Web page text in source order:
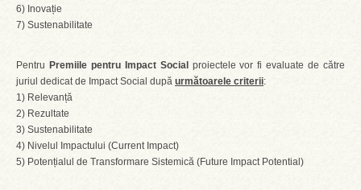
6) Inovație
7) Sustenabilitate
Pentru Premiile pentru Impact Social proiectele vor fi evaluate de către
juriul dedicat de Impact Social după următoarele criterii:
1) Relevanță
2) Rezultate
3) Sustenabilitate
4) Nivelul Impactului (Current Impact)
5) Potențialul de Transformare Sistemică (Future Impact Potential)